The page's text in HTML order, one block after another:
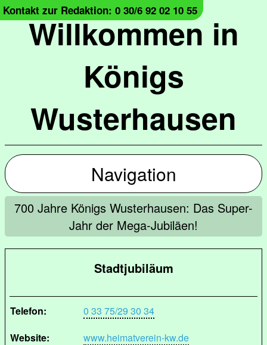
Willkommen in
Königs
Wusterhausen
Kontakt zur Redaktion: 0 30/6 92 02 10 55
Navigation
700 Jahre Königs Wusterhausen: Das Super-
Jahr der Mega-Jubiläen!
Stadtjubiläum
Telefon:
0 33 75/29 30 34
Website:
www.heimatverein-kw.de